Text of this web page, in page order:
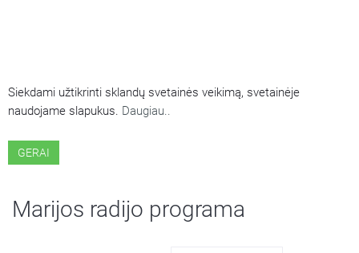
Siekdami užtikrinti sklandų svetainės veikimą, svetainėje
naudojame slapukus. Daugiau..
GERAI
Marijos radijo programa